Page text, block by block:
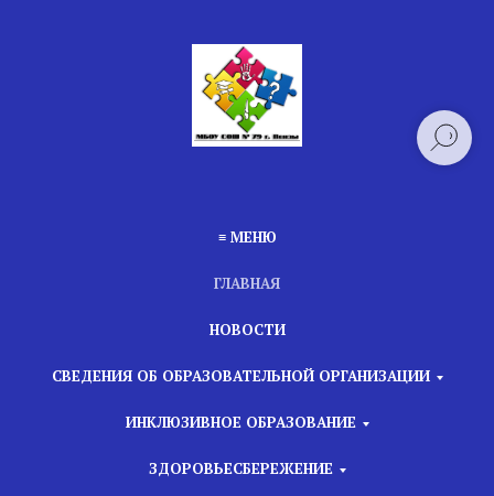
≡ МЕНЮ
ГЛАВНАЯ
НОВОСТИ
СВЕДЕНИЯ ОБ ОБРАЗОВАТЕЛЬНОЙ ОРГАНИЗАЦИИ
ИНКЛЮЗИВНОЕ ОБРАЗОВАНИЕ
ЗДОРОВЬЕСБЕРЕЖЕНИЕ